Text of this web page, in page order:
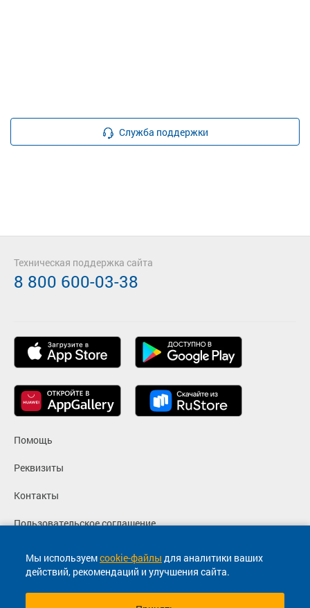
Служба поддержки
Мы используемcookie-файлы для аналитики ваших
действий, рекомендаций и улучшения сайта.
Помощь
Реквизиты
Контакты
Пользовательское соглашение
Политика конфиденциальности
Согласие на маркетинговые сообщения
Техническая поддержка сайта
8 800 600-03-38